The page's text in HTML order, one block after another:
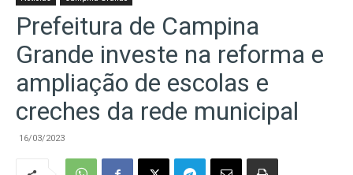
Prefeitura de Campina
Grande investe na reforma e
ampliação de escolas e
creches da rede municipal
16/03/2023